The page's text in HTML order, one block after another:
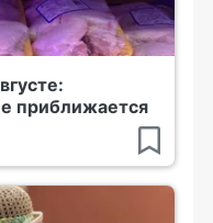
приближается